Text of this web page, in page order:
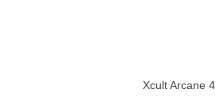
Xcult Arcane 4